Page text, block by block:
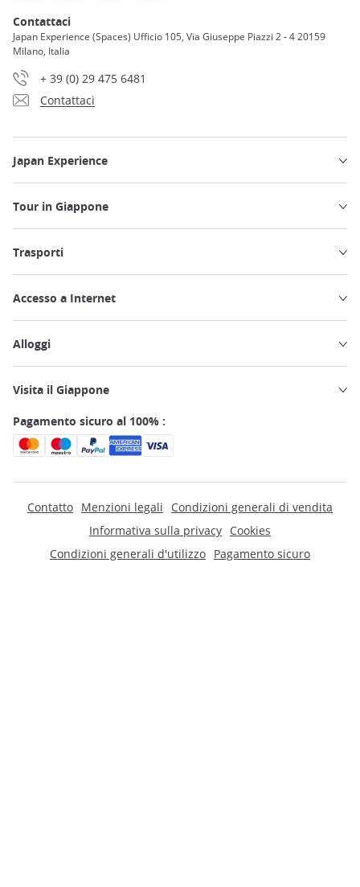
Contattaci
Japan Experience (Spaces) Ufficio 105, Via Giuseppe Piazzi 2 - 4 20159
Milano, Italia
+ 39 (0) 29 475 6481
Contattaci
Japan Experience
Tour in Giappone
Trasporti
Accesso a Internet
Alloggi
Visita il Giappone
Pagamento sicuro al 100% :
Contatto Menzioni legali
Condizioni generali di vendita
Informativa sulla privacy Cookies
Condizioni generali d'utilizzo Pagamento sicuro